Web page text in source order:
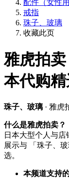
配件（女性用
戒指
珠子、玻璃
收藏此页
雅虎拍卖
本代购
珠子、玻璃 · 雅虎
什么是雅虎拍卖？
日本大型个人与
展示与 「珠子、
选。
本频道支持